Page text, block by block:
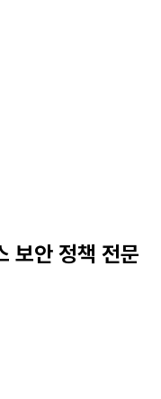
보안 정책 전문